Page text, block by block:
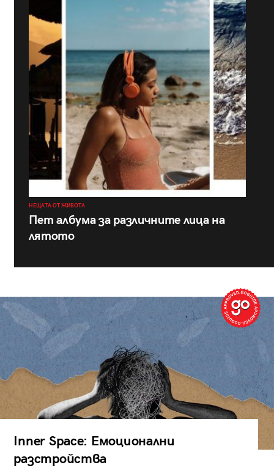
НЕЩАТА ОТ ЖИВОТА
Пет албума за различните лица на
лятото
Inner Space: Емоционални
разстройства